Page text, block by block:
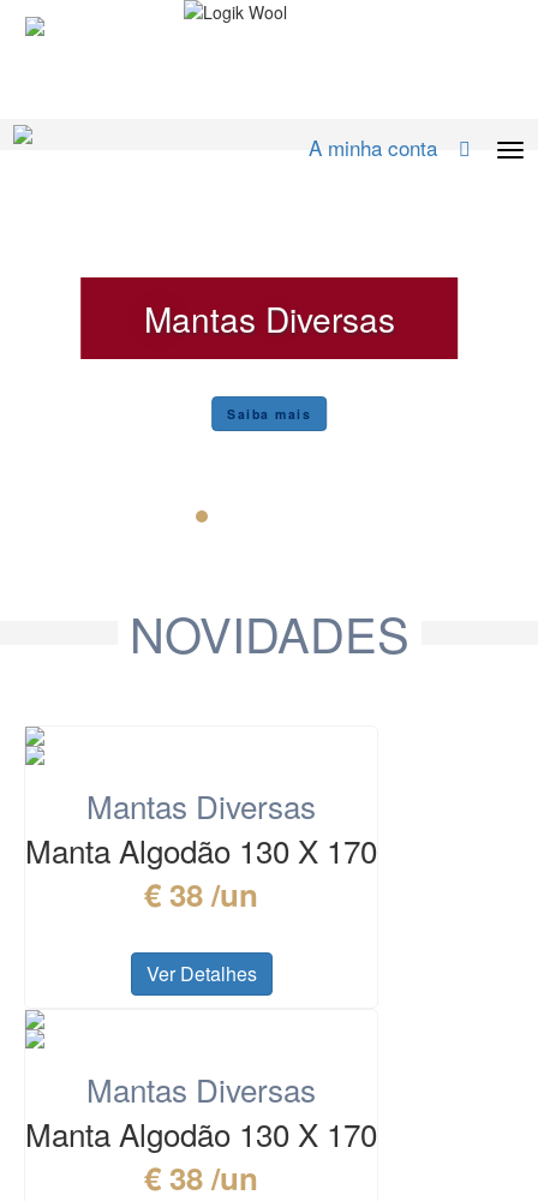
A minha conta
Mantas Diversas
Saiba mais
NOVIDADES
Mantas Diversas
Manta Algodão 130 X 170
€ 38 /un
Ver Detalhes
Mantas Diversas
Manta Algodão 130 X 170
€ 38 /un